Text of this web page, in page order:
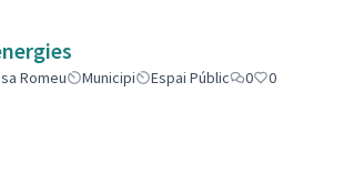
Romeu Municipi Espai Públic 0
0